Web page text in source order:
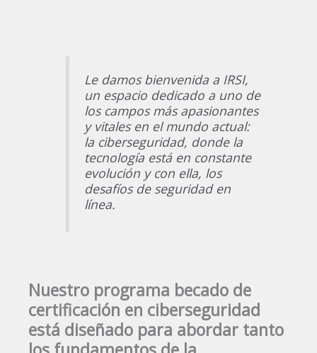
Le damos bienvenida a IRSI,
un espacio dedicado a uno de
los campos más apasionantes
y vitales en el mundo actual:
la ciberseguridad, donde la
tecnología está en constante
evolución y con ella, los
desafíos de seguridad en
línea.
Nuestro programa becado de
certificación en ciberseguridad
está diseñado para abordar tanto